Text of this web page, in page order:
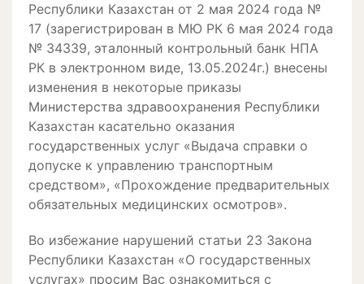
Республики Казахстан от 2 мая 2024 года №
17 (зарегистрирован в МЮ РК 6 мая 2024 года
№ 34339, эталонный контрольный банк НПА
РК в электронном виде, 13.05.2024г.) внесены
изменения в некоторые приказы
Министерства здравоохранения Республики
Казахстан касательно оказания
государственных услуг «Выдача справки о
допуске к управлению транспортным
средством», «Прохождение предварительных
обязательных медицинских осмотров».
Во избежание нарушений статьи 23 Закона
Республики Казахстан «О государственных
услугах» просим Вас ознакомиться с